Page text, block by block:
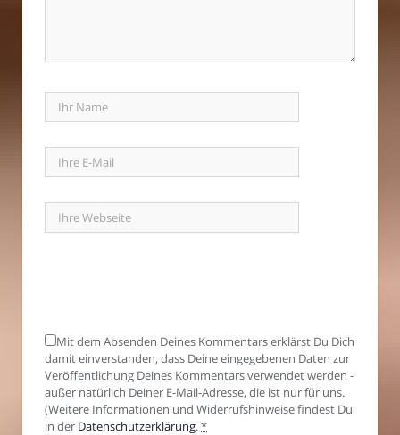
Mit dem Absenden Deines Kommentars erklärst Du Dich
damit einverstanden, dass Deine eingegebenen Daten zur
Veröffentlichung Deines Kommentars verwendet werden -
außer natürlich Deiner E-Mail-Adresse, die ist nur für uns.
(Weitere Informationen und Widerrufshinweise findest Du
in der Datenschutzerklärung.*